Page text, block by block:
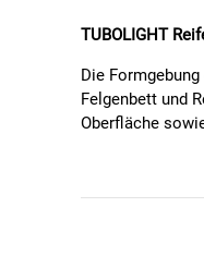
TUBOLIGHT
Die
Felgenbett und
Oberfläche
Die extra